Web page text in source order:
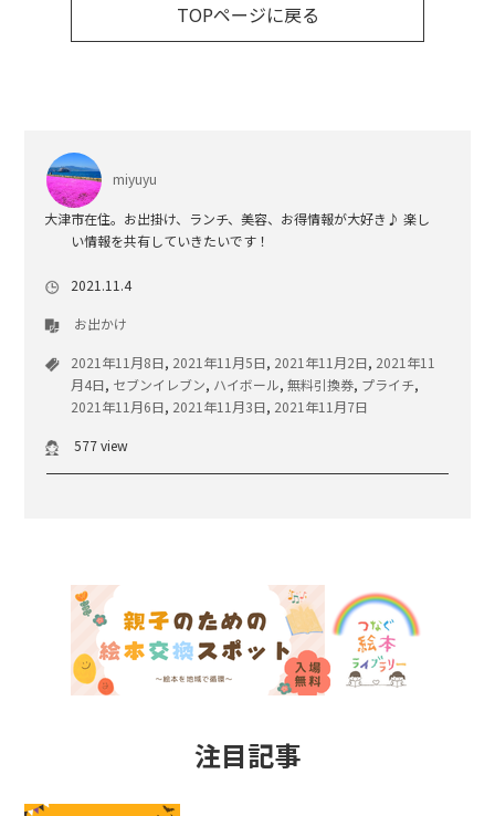
TOPページに戻る
miyuyu
大津市在住。お出掛け、ランチ、美容、お得情報が大好き♪ 楽し
い情報を共有していきたいです！
2021.11.4
お出かけ
2021年11月8日, 2021年11月5日, 2021年11月2日, 2021年11
月4日, セブンイレブン, ハイボール,無料引換券, プライチ,
2021年11月6日, 2021年11月3日, 2021年11月7日
577 view
注目記事